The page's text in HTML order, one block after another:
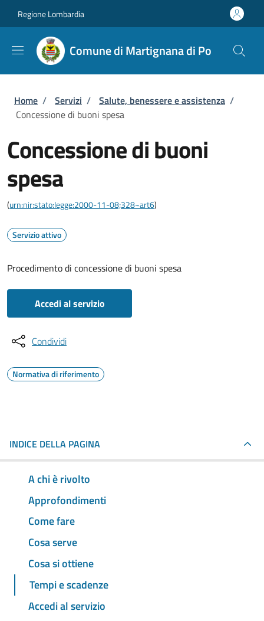
Regione Lombardia
Comune di Martignana di Po
Briciole di pane
Home / Servizi / Salute, benessere e assistenza /
Concessione di buoni spesa
Concessione di buoni
spesa
(urn:nir:stato:legge:2000-11-08;328~art6)
Servizio attivo
Procedimento di concessione di buoni spesa
Accedi al servizio
Condividi
Normativa di riferimento
INDICE DELLA PAGINA
A chi è rivolto
Approfondimenti
Come fare
Cosa serve
Cosa si ottiene
Tempi e scadenze
Accedi al servizio